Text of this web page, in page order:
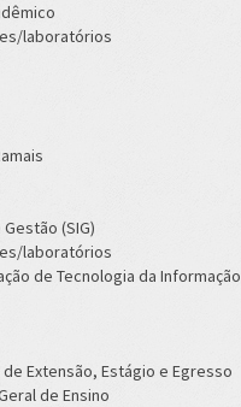
laboratórios
(SIG)
laboratórios
de Tecnologia da Informação
de Extensão, Estágio e Egresso
de Ensino